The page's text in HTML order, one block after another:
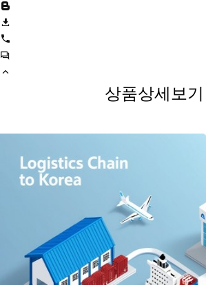
상품상세보기